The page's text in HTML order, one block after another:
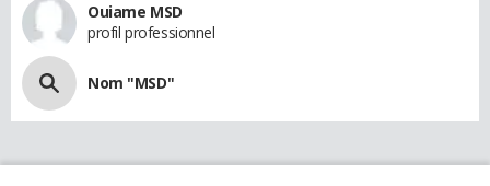
Ouiame MSD
profil professionnel
Nom "MSD"